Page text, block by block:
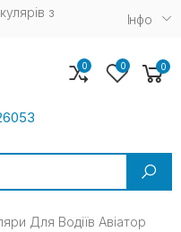
з
Iнфо
0 0 0
Для Водіїв Авіатор